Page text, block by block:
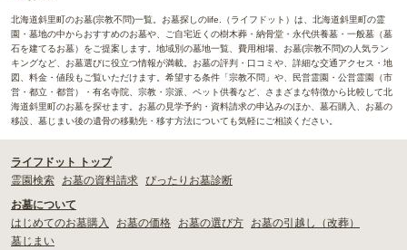
北海道斜里町のお墓(宗教不問)一覧。お墓探しのlife.（ライフドット）は、北海道斜里町の霊
園・墓地の中からおすすめのお墓や、ご自宅近くの樹木葬・納骨堂・永代供養墓・一般墓（墓
石を建てるお墓）をご提案します。地域別の墓地一覧、費用相場、お墓(宗教不問)の人気ラン
キングなど、お墓選びに役立つ情報が満載。お墓の評判・口コミや、詳細な交通アクセス・地
図、料金・値段もご覧いただけます。希望する条件「宗教不問」や、民営霊園・公営霊園（市
営・都立・都営）・有名寺院、宗教・宗派、ペット供養など、さまざまな特徴から比較して北
海道斜里町のお墓を探せます。お墓の見学予約・資料請求の申込みのほか、墓石購入、お墓の
移設、墓じまい後の遺骨の移動先・移す方法についても気軽にご相談ください。
ライフドット トップ
霊園検索
お墓の資料請求 ぴったりお墓診断
お墓について
はじめてのお墓購入
お墓の価格 お墓の選び方
お墓の引越し（改葬）
墓じまい